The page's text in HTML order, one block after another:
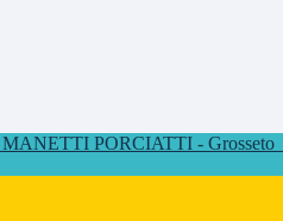
PORCIATTI - Grosseto